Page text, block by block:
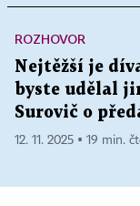
ROZHOVOR
Nejtěžší je
byste udělal
Surovič o
12. 11. 2025 ▪ 19 min.